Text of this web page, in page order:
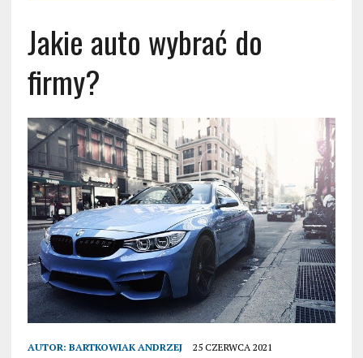
Jakie auto wybrać do
firmy?
AUTOR: BARTKOWIAK ANDRZEJ 25 CZERWCA 2021